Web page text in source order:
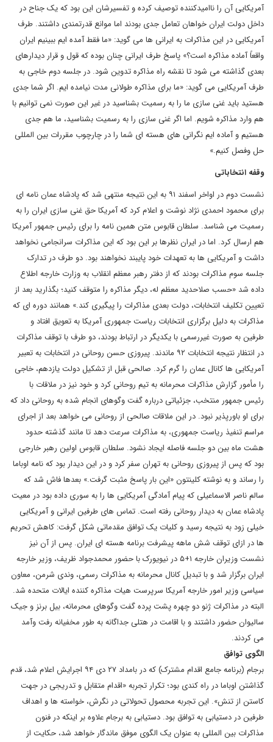
آمریکایی آن را ناامیدکننده توصیف کرده و تفسیرشان این بود که یک جناح در
داخل دولت ایران خواهان تعامل جدی بودند اما موانع قدرتمندی داشتند. طرف
آمریکایی در این مذاکرات به ایرانی ها می گوید: «ما فقط آمده ایم ببینیم ایران
واقعاً آماده مذاکره است؟» پاسخ طرف ایرانی چنان بوده که قول و قرار دیدارهای
بعدی گذاشته می شود تا نقشه راه مذاکره تدوین شود. در جلسه دوم خاجی به
طرف آمریکایی می گوید: «ما برای مذاکره طولانی مدت نیامده ایم. اگر شما جدی
هستید باید غنی سازی ما را به رسمیت بشناسید در غیر این صورت نمی توانیم با
هم وارد مذاکره شویم. اما اگر غنی سازی را به رسمیت بشناسید، ما هم جدی
هستیم و آماده ایم نگرانی های هسته ای شما را در چارچوب مقررات بین المللی
حل وفصل کنیم.»
وقفه انتخاباتی
نشست دوم در اواخر اسفند ۹۱ به این نتیجه منتهی شد که پادشاه عمان نامه ای
برای محمود احمدی نژاد نوشت و اعلام کرد که آمریکا حق غنی سازی ایران را به
رسمیت می شناسد. سلطان قابوس متن همین نامه را برای رئیس جمهور آمریکا
هم ارسال کرد. اما در ایران نظرها بر این بود که این مذاکرات سرانجامی نخواهد
داشت و آمریکایی ها به تعهدات خود پایبند نخواهند بود. دو طرف در تدارک
جلسه سوم مذاکرات بودند که از دفتر رهبر معظم انقلاب به وزارت خارجه اطلاع
داده شد «حسب صلاحدید معظم له، دیگر مذاکره را متوقف کنید؛ بگذارید بعد از
تعیین تکلیف انتخابات، دولت بعدی مذاکرات را پیگیری کند.» همانند دوره ای که
مذاکرات به دلیل برگزاری انتخابات ریاست جمهوری آمریکا به تعویق افتاد و
طرفین به صورت غیررسمی با یکدیگر در ارتباط بودند، دو طرف با توقف مذاکرات
در انتظار نتیجه انتخابات ۹۲ ماندند. پیروزی حسن روحانی در انتخابات به تعبیر
آمریکایی ها کانال عمان را گرم کرد. صالحی قبل از تشکیل دولت یازدهم، خاجی
را مأمور گزارش مذاکرات محرمانه به تیم روحانی کرد و خود نیز در ملاقات با
رئیس جمهور منتخب، جزئیاتی درباره گفت وگوهای انجام شده به روحانی داد که
برای او باورپذیر نبود. در این ملاقات صالحی از روحانی می خواهد بعد از اجرای
مراسم تنفیذ ریاست جمهوری، به مذاکرات سرعت دهد تا مانند گذشته حدود
هشت ماه بین دو جلسه فاصله ایجاد نشود. سلطان قابوس اولین رهبر خارجی
بود که پس از پیروزی روحانی به تهران سفر کرد و در این دیدار بود که نامه اوباما
را رساند و به نوشته کلینتون «این بار پاسخ مثبت گرفت.» بعدها فاش شد که
سالم ناصر الاسماعیلی که پیام آمادگی آمریکایی ها را به سوری داده بود در معیت
پادشاه عمان به دیدار روحانی رفته است. تماس های طرفین ایرانی و آمریکایی
خیلی زود به نتیجه رسید و کلیات یک توافق مقدماتی شکل گرفت: کاهش تحریم
ها در ازای توقف شش ماهه پیشرفت برنامه هسته ای ایران. پس از آن نیز
نشست وزیران خارجه ۱+۵ در نیویورک با حضور محمدجواد ظریف، وزیر خارجه
ایران برگزار شد و با تبدیل کانال محرمانه به مذاکرات رسمی، وندی شرمن، معاون
سیاسی وزیر امور خارجه آمریکا سرپرست هیات مذاکره کننده ایالات متحده شد.
البته در مذاکرات ژنو دو چهره پشت پرده گفت وگوهای محرمانه، بیل برنز و جیک
سالیوان حضور داشتند و با اقامت در هتلی جداگانه به طور مخفیانه رفت وآمد
می کردند.
الگوی توافق
برجام (برنامه جامع اقدام مشترک) که در بامداد ۲۷ دی ۹۴ اجرایش اعلام شد، قدم
گذاشتن اوباما در راه کندی بود؛ تکرار تجربه «اقدام متقابل و تدریجی در جهت
کاستن از تنش». این تجربه محصول تحولاتی در نگرش، خواسته ها و اهداف
طرفین در دستیابی به توافق بود. دستیابی به برجام علاوه بر اینکه در فنون
مذاکرات بین المللی به عنوان یک الگوی موفق ماندگار خواهد شد، حکایت از